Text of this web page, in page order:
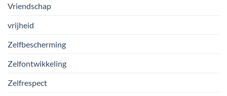
Vriendschap
vrijheid
Zelfbescherming
Zelfontwikkeling
Zelfrespect